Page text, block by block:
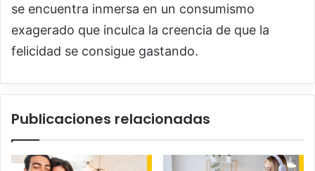
se encuentra inmersa en un consumismo
exagerado que inculca la creencia de que la
felicidad se consigue gastando.
Publicaciones relacionadas